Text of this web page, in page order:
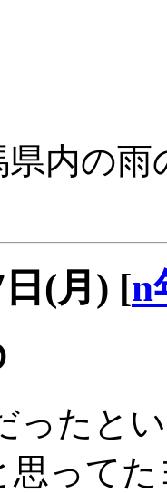
県内の
(月) [n
ったと
思って